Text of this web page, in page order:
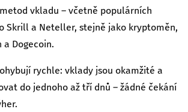
vkladu – včetně populárních
Skrill a Neteller, stejně jako kryptoměn,
Dogecoin.
rychle: vklady jsou okamžité a
do jednoho až tří dnů – žádné čekání